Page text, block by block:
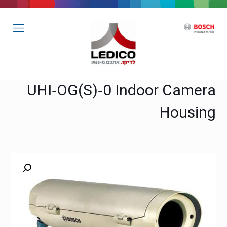
UHI‑OG(S)‑0 Indoor Camera
Housing